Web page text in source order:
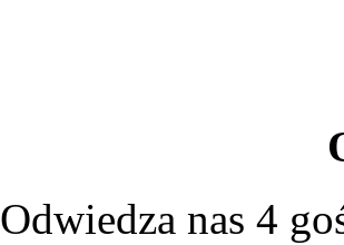
Odwiedza nas 4